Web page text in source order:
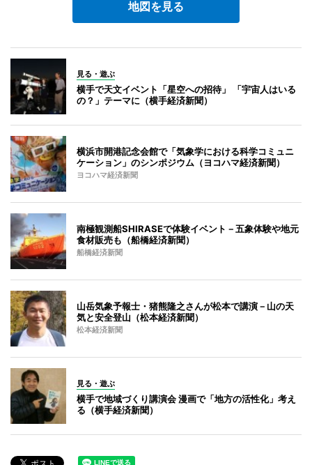
地図を見る
見る・遊ぶ
横手で天文イベント「星空への招待」 「宇宙人はいる
の？」テーマに（横手経済新聞）
横浜市開港記念会館で「気象学における科学コミュニ
ケーション」のシンポジウム（ヨコハマ経済新聞）
ヨコハマ経済新聞
南極観測船SHIRASEで体験イベント－五象体験や地元
食材販売も（船橋経済新聞）
船橋経済新聞
山岳気象予報士・猪熊隆之さんが松本で講演－山の天
気と安全登山（松本経済新聞）
松本経済新聞
見る・遊ぶ
横手で地域づくり講演会 漫画で「地方の活性化」考え
る（横手経済新聞）